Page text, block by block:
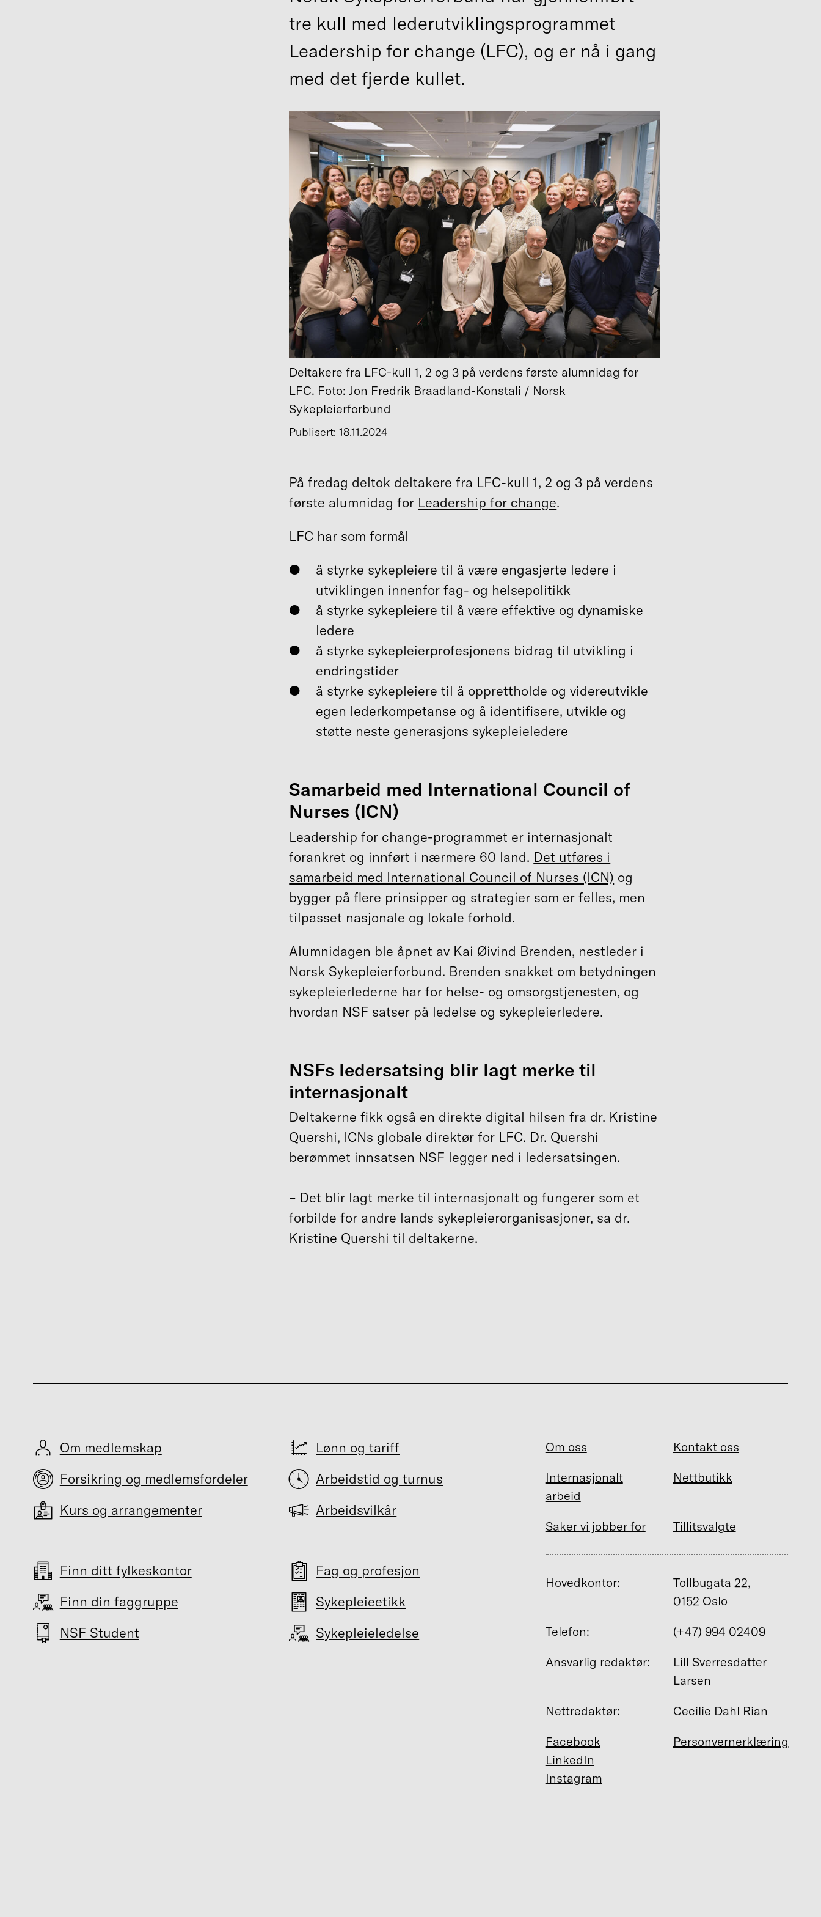
tre kull med lederutviklingsprogrammet
Leadership for change (LFC), og er nå i gang
med det fjerde kullet.
Deltakere fra LFC-kull 1, 2 og 3 på verdens første alumnidag for
LFC. Foto: Jon Fredrik Braadland-Konstali / Norsk
Sykepleierforbund
Publisert: 18.11.2024
På fredag deltok deltakere fra LFC-kull 1, 2 og 3 på verdens
første alumnidag for Leadership for change.
LFC har som formål
å styrke sykepleiere til å være engasjerte ledere i
utviklingen innenfor fag- og helsepolitikk
å styrke sykepleiere til å være effektive og dynamiske
ledere
å styrke sykepleierprofesjonens bidrag til utvikling i
endringstider
å styrke sykepleiere til å opprettholde og videreutvikle
egen lederkompetanse og å identifisere, utvikle og
støtte neste generasjons sykepleieledere
Samarbeid med International Council of
Nurses (ICN)
Leadership for change-programmet er internasjonalt
forankret og innført i nærmere 60 land. Det utføres i
samarbeid med International Council of Nurses (ICN) og
bygger på flere prinsipper og strategier som er felles, men
tilpasset nasjonale og lokale forhold.
Alumnidagen ble åpnet av Kai Øivind Brenden, nestleder i
Norsk Sykepleierforbund. Brenden snakket om betydningen
sykepleierlederne har for helse- og omsorgstjenesten, og
hvordan NSF satser på ledelse og sykepleierledere.
NSFs ledersatsing blir lagt merke til
internasjonalt
Deltakerne fikk også en direkte digital hilsen fra dr. Kristine
Quershi, ICNs globale direktør for LFC. Dr. Quershi
berømmet innsatsen NSF legger ned i ledersatsingen.
– Det blir lagt merke til internasjonalt og fungerer som et
forbilde for andre lands sykepleierorganisasjoner, sa dr.
Kristine Quershi til deltakerne.
Om medlemskap
Forsikring og medlemsfordeler
Kurs og arrangementer
Finn ditt fylkeskontor
Finn din faggruppe
NSF Student
Lønn og tariff
Arbeidstid og turnus
Arbeidsvilkår
Fag og profesjon
Sykepleieetikk
Sykepleieledelse
Om oss
Kontakt oss
Internasjonalt
arbeid
Nettbutikk
Saker vi jobber for Tillitsvalgte
Hovedkontor:
Tollbugata 22,
0152 Oslo
Telefon:
(+47) 994 02409
Ansvarlig redaktør:
Lill Sverresdatter
Larsen
Nettredaktør:
Cecilie Dahl Rian
Facebook
LinkedIn
Instagram
Personvernerklæring